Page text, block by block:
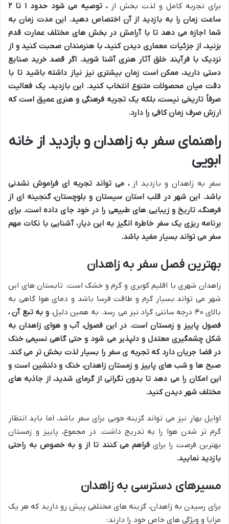
برای تجربه کامل و لذت بخش از
، توصیه می شود حدود ۱ تا ۲
ساعت زمان را به بازدید از آن اختصاص دهید. این مدت زمان به
شما اجازه می دهد تا با آرامش در بخش های مختلف عمارت قدم
بزنید، از جزئیات معماری دیدن کنید، با هنرمندان صحبت کنید و از
نزدیک با فرآیند خلق آثار هنری آشنا شوید. اگر قصد خرید صنایع
دستی دارید، ممکن است زمان بیشتری نیز نیاز داشته باشید تا با
دقت میان محصولات متنوع انتخاب کنید. این بازدید، یک فعالیت
صرفاً تاریخی نیست، بلکه یک تجربه فرهنگی و هنری عمیق است که
ارزش صرف زمان کافی را دارد.
راهنمای سفر به زاهدان و بازدید از خانه
ابویی
سفر به زاهدان و بازدید از، می تواند تجربه ای فراموش نشدنی
باشد. این شهر در قلب استان سیستان و بلوچستان، گنجینه ای از
فرهنگ، تاریخ و زیبایی های طبیعی را در خود جای داده است. برای
برنامه ریزی یک سفر خاطره انگیز به این دیار، آشنایی با نکات مهم
سفر می تواند بسیار مفید باشد.
بهترین فصل سفر به زاهدان
زاهدان شهری با اقلیم کویری و گرم و خشک است. تابستان های این
شهر می تواند بسیار گرم و طاقت فرسا باشد و دمای هوا گاهی به
بالای ۴۰ درجه سانتی گراد نیز می رسد. به همین دلیل،
و به تبع آن ،
فصول پاییز و زمستان است. در این فصول، آب و هوای زاهدان به
شکل چشمگیری معتدل و دلپذیر می شود و حتی گاهی نسیمی خنک
در فضا جریان دارد که تجربه ی سفر را بسیار لذت بخش تر می کند.
صبح ها و شب های پاییز و زمستان زاهدان، خنک و دلنشین است و
این امکان را می دهد تا بدون نگرانی از گرمای شدید، از جاذبه های
مختلف شهر دیدن کنید.
اوایل بهار نیز می تواند گزینه خوبی برای سفر باشد، اما باید انتظار
گرم تر شدن هوا را به تدریج داشت. در مجموع، پاییز و زمستان
بهترین فرصت را برایفراهم می کنند تا از و به خصوص به راحتی
بازدید نمایید.
مسیرهای دسترسی به زاهدان
برای رسیدن به زاهدان، گزینه های مختلفی پیش رو دارید که هر یک
مزایا و ویژگی های خاص خود را دارند: